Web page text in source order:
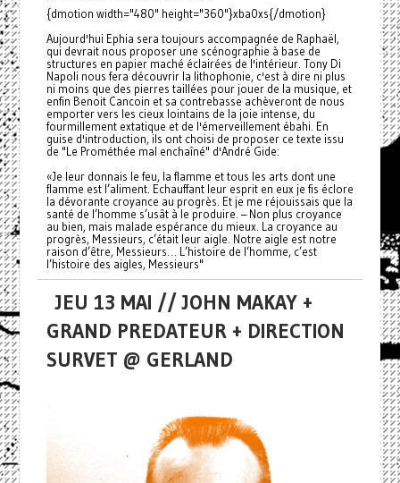
{dmotion width="480" height="360"}xba0xs{/dmotion}
Aujourd'hui Ephia sera toujours accompagnée de Raphaël,
qui devrait nous proposer une scénographie à base de
structures en papier maché éclairées de l'intérieur. Tony Di
Napoli nous fera découvrir la lithophonie, c'est à dire ni plus
ni moins que des pierres taillées pour jouer de la musique, et
enfin Benoit Cancoin et sa contrebasse achèveront de nous
emporter vers les cieux lointains de la joie intense, du
fourmillement extatique et de l'émerveillement ébahi. En
guise d'introduction, ils ont choisi de proposer ce texte issu
de "Le Prométhée mal enchaîné" d'André Gide:
«Je leur donnais le feu, la flamme et tous les arts dont une
flamme est l’aliment. Echauffant leur esprit en eux je fis éclore
la dévorante croyance au progrès. Et je me réjouissais que la
santé de l’homme s’usât à le produire. – Non plus croyance
au bien, mais malade espérance du mieux. La croyance au
progrès, Messieurs, c’était leur aigle. Notre aigle est notre
raison d’être, Messieurs… L’histoire de l’homme, c’est
l’histoire des aigles, Messieurs"
JEU 13 MAI // JOHN MAKAY +
GRAND PREDATEUR + DIRECTION
SURVET @ GERLAND